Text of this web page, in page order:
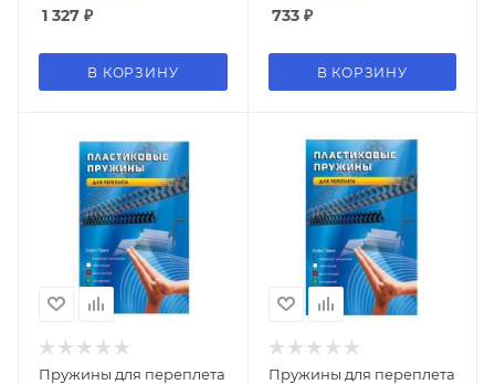
1 327 ₽
В КОРЗИНУ
733₽
В КОРЗИНУ
Пружины для переплета
Пружины для переплета